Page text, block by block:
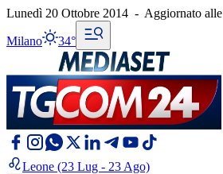
Lunedì 20 Ottobre 2014 - Aggiornato alle
Milano 34°
Leone (23 Lug - 23 Ago)